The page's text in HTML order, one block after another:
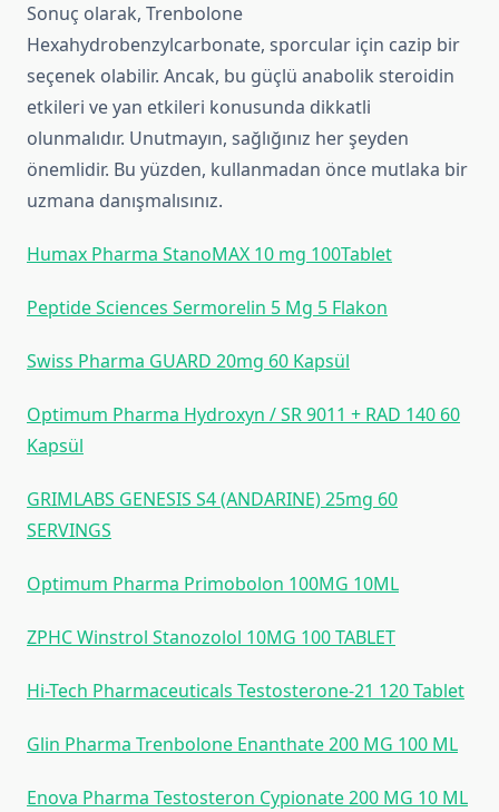
Sonuç olarak, Trenbolone
Hexahydrobenzylcarbonate, sporcular için cazip bir
seçenek olabilir. Ancak, bu güçlü anabolik steroidin
etkileri ve yan etkileri konusunda dikkatli
olunmalıdır. Unutmayın, sağlığınız her şeyden
önemlidir. Bu yüzden, kullanmadan önce mutlaka bir
uzmana danışmalısınız.
Humax Pharma StanoMAX 10 mg 100Tablet
Peptide Sciences Sermorelin 5 Mg 5 Flakon
Swiss Pharma GUARD 20mg 60 Kapsül
Optimum Pharma Hydroxyn / SR 9011 + RAD 140 60
Kapsül
GRIMLABS GENESIS S4 (ANDARINE) 25mg 60
SERVINGS
Optimum Pharma Primobolon 100MG 10ML
ZPHC Winstrol Stanozolol 10MG 100 TABLET
Hi-Tech Pharmaceuticals Testosterone-21 120 Tablet
Glin Pharma Trenbolone Enanthate 200 MG 100 ML
Enova Pharma Testosteron Cypionate 200 MG 10 ML